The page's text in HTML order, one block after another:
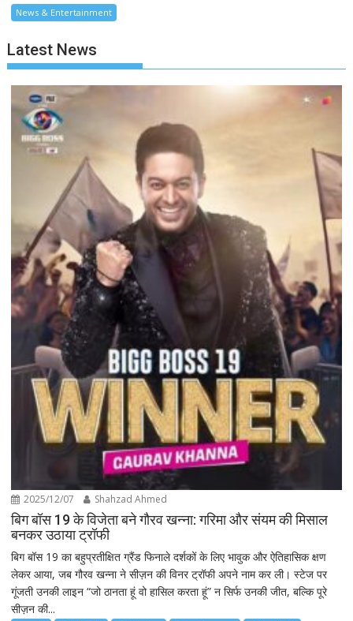
News & Entertainment
Latest News
2025/12/07 Shahzad Ahmed
बिग बॉस 19 के विजेता बने गौरव खन्ना: गरिमा और संयम की मिसाल
बनकर उठाया ट्रॉफी
बिग बॉस 19 का बहुप्रतीक्षित ग्रैंड फिनाले दर्शकों के लिए भावुक और ऐतिहासिक क्षण
लेकर आया, जब गौरव खन्ना ने सीज़न की विनर ट्रॉफी अपने नाम कर ली। स्टेज पर
गूंजती उनकी लाइन “जो ठानता हूं वो हासिल करता हूं” न सिर्फ उनकी जीत, बल्कि पूरे
सीज़न की...